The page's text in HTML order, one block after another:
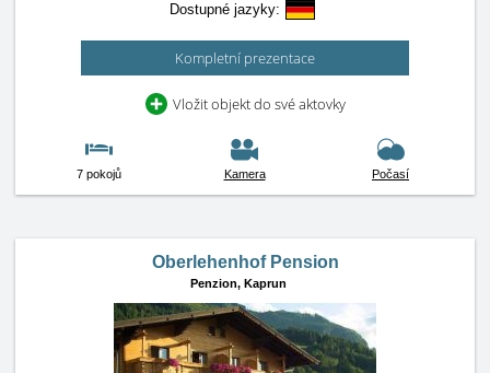
Dostupné jazyky:
Kompletní prezentace
Vložit objekt do své aktovky
7 pokojů Kamera Počasí
Oberlehenhof Pension
Penzion, Kaprun